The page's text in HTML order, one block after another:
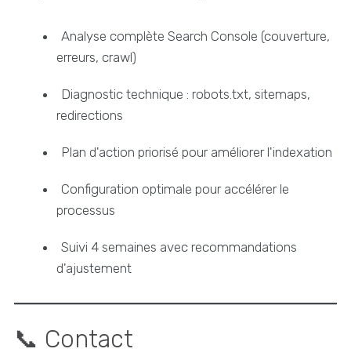
Analyse complète Search Console (couverture,
erreurs, crawl)
Diagnostic technique : robots.txt, sitemaps,
redirections
Plan d'action priorisé pour améliorer l'indexation
Configuration optimale pour accélérer le
processus
Suivi 4 semaines avec recommandations
d'ajustement
📞 Contact